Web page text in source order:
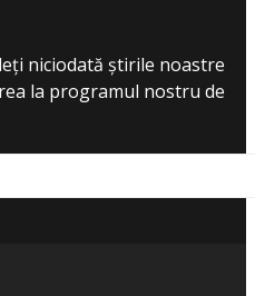
niciodată știrile noastre
la programul nostru de